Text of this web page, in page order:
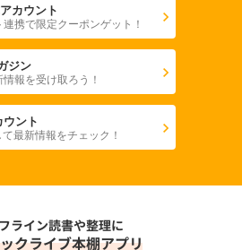
カウント
携で限定クーポンゲット！
ジン
報を受け取ろう！
ント
最新情報をチェック！